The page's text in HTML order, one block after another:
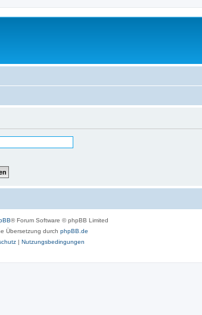
® Forum Software © phpBB Limited
Übersetzung durch phpBB.de
| Nutzungsbedingungen